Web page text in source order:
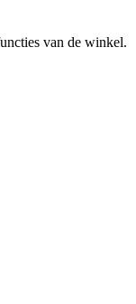
van de winkel.